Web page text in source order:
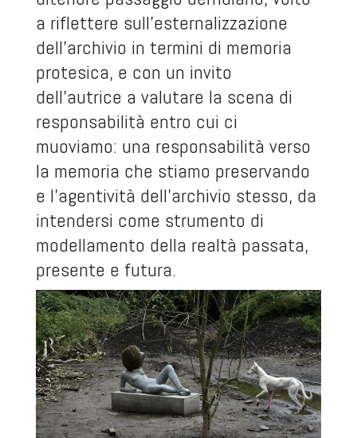
a riflettere sull’esternalizzazione
dell’archivio in termini di memoria
protesica, e con un invito
dell’autrice a valutare la scena di
responsabilità entro cui ci
muoviamo: una responsabilità verso
la memoria che stiamo preservando
e l’agentività dell’archivio stesso, da
intendersi come strumento di
modellamento della realtà passata,
presente e futura.